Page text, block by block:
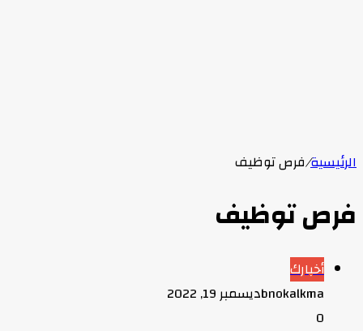
الرئيسية/فرص توظيف
فرص توظيف
أخبارك
bnokalkmaديسمبر 19, 2022
0